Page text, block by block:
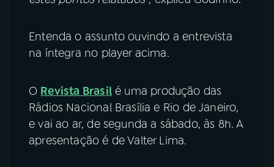
Entenda o assunto ouvindo a entrevista
na íntegra no player acima.
O Revista Brasilé uma produção das
Rádios Nacional Brasília e Rio de Janeiro,
e vai ao ar, de segunda a sábado, às 8h. A
apresentação é de Valter Lima.